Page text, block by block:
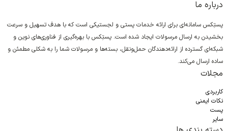
درباره ما
پستِکس سامانه‌ای برای ارائه خدمات پستی و لجستیکی است که با هدف تسهیل و سرعت
بخشیدن به ارسال مرسولات ایجاد شده است. پستِکس با بهره‌گیری از فناوری‌های نوین و
شبکه‌ای گسترده از ارائه‌دهندگان حمل‌ونقل، بسته‌ها و مرسولات شما را به شکلی مطمئن و
ساده ارسال می‌کند.
مجلات
کاربردی
نکات ایمنی
پست
سایر